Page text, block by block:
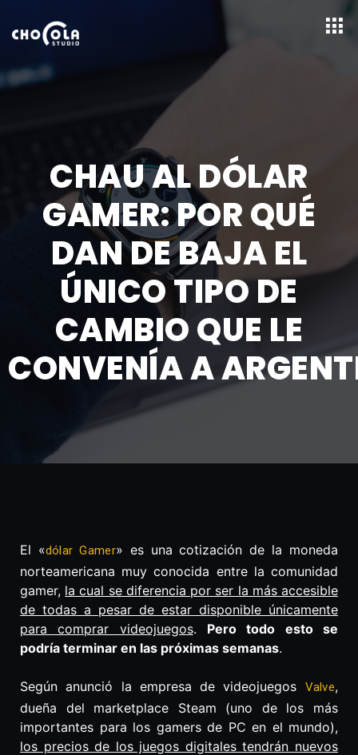
CHAU AL DÓLAR
GAMER: POR QUÉ
DAN DE BAJA EL
ÚNICO TIPO DE
CAMBIO QUE LE
CONVENÍA A
El «dólar Gamer» es una cotización de la moneda
norteamericana muy conocida entre la comunidad
gamer, la cual se diferencia por ser la más accesible
de todas a pesar de estar disponible únicamente
para comprar videojuegos. Pero todo esto se
podría terminar en las próximas semanas.
Según anunció la empresa de videojuegos Valve,
dueña del marketplace Steam (uno de los más
importantes para los gamers de PC en el mundo),
los precios de los juegos digitales tendrán nuevos